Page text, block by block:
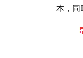
本，同